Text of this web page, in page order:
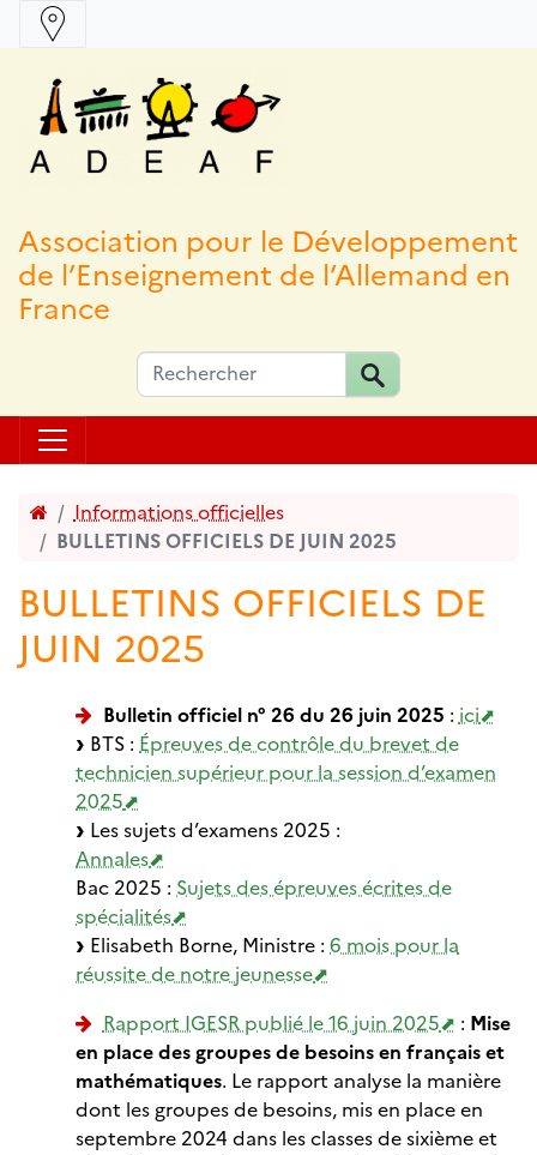
Association pour le Développement
de l’Enseignement de l’Allemand en
France
Accueil
Informations officielles
BULLETINS OFFICIELS DE JUIN 2025
BULLETINS OFFICIELS DE
JUIN 2025
Bulletin officiel n° 26 du 26 juin 2025 : ici
BTS : Épreuves de contrôle du brevet de
technicien supérieur pour la session d’examen
2025
Les sujets d’examens 2025 :
Annales
Bac 2025 : Sujets des épreuves écrites de
spécialités
Elisabeth Borne, Ministre : 6 mois pour la
réussite de notre jeunesse
Rapport IGESR publié le 16 juin 2025 : Mise
en place des groupes de besoins en français et
mathématiques. Le rapport analyse la manière
dont les groupes de besoins, mis en place en
septembre 2024 dans les classes de sixième et